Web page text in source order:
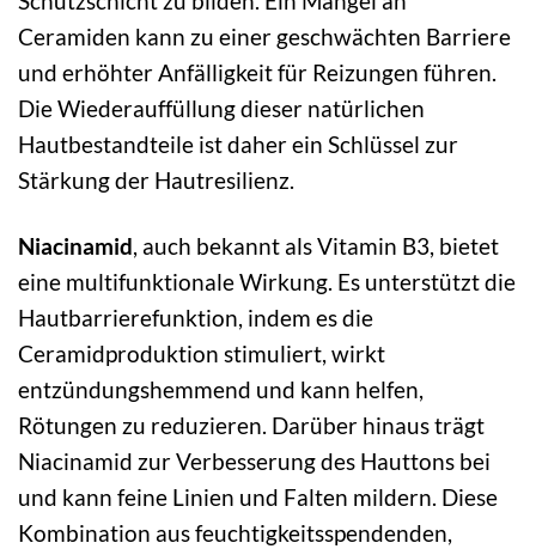
Ceramiden kann zu einer geschwächten Barriere
und erhöhter Anfälligkeit für Reizungen führen.
Die Wiederauffüllung dieser natürlichen
Hautbestandteile ist daher ein Schlüssel zur
Stärkung der Hautresilienz.
Niacinamid, auch bekannt als Vitamin B3, bietet
eine multifunktionale Wirkung. Es unterstützt die
Hautbarrierefunktion, indem es die
Ceramidproduktion stimuliert, wirkt
entzündungshemmend und kann helfen,
Rötungen zu reduzieren. Darüber hinaus trägt
Niacinamid zur Verbesserung des Hauttons bei
und kann feine Linien und Falten mildern. Diese
Kombination aus feuchtigkeitsspendenden,